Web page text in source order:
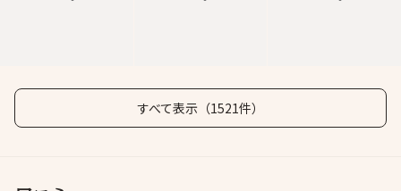
すべて表示（1521件）